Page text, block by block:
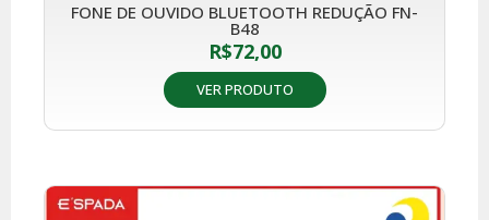
FONE DE OUVIDO BLUETOOTH REDUÇÃO FN-
B48
R$72,00
VER PRODUTO